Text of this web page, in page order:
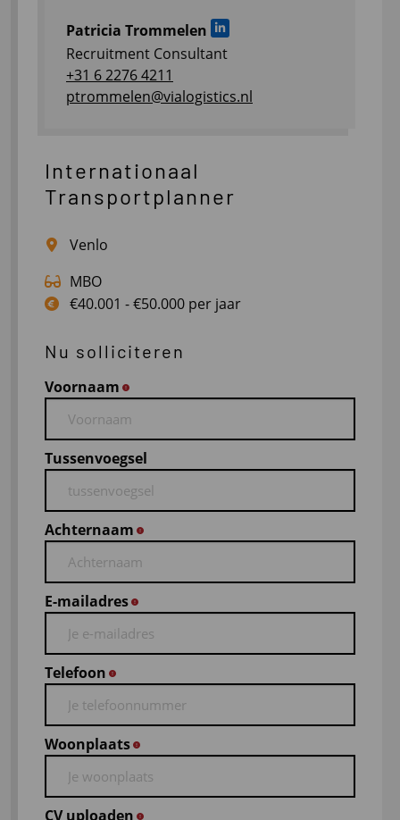
Internationaal
Transportplanner
Venlo
MBO
€40.001 - €50.000 per jaar
Nu solliciteren
Voornaam
Tussenvoegsel
Achternaam
E-mailadres
Telefoon
Woonplaats
CV uploaden
Patricia Trommelen
Ga naar LinkedIn
Recruitment Consultant
+31 6 2276 4211
ptrommelen@vialogistics.nl